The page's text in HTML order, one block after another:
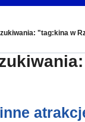
"tag:kina w